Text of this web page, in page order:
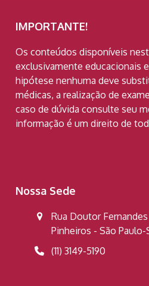
IMPORTANTE!
Os conteúdos disponíveis
exclusivamente educacionais
hipótese nenhuma deve
médicas, a realização de
caso de dúvida consulte seu
informação é um direito de
Nossa Sede
Rua Doutor
Pinheiros - São Paulo-
(11) 3149-5190